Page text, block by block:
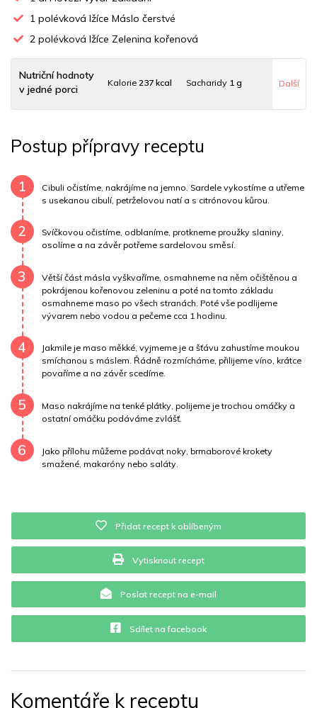
1 polévková lžíce Máslo čerstvé
2 polévková lžíce Zelenina kořenová
Nutriční hodnoty
v jedné porci
Kalorie237 kcal Sacharidy 1 g
Uhlovodany 1 g Cholesterol 64.2 mg
Draslík 500.9 mg Vláknina 324.5 mg
Vitamín B120 mg Vitamín C0.9 mg
Vitamín E0.8 mg Vápník0 mg Železo6.1 mg
Další
Postup přípravy receptu
1
Cibuli očistíme, nakrájíme na jemno. Sardele vykostíme a utřeme
s usekanou cibulí, petrželovou natí a s citrónovou kůrou.
2
Svíčkovou očistíme, odblaníme, protkneme proužky slaniny,
osolíme a na závěr potřeme sardelovou směsí.
3
Větší část másla vyškvaříme, osmahneme na něm očištěnou a
pokrájenou kořenovou zeleninu a poté na tomto základu
osmahneme maso po všech stranách. Poté vše podlijeme
vývarem nebo vodou a pečeme cca 1 hodinu.
4
Jakmile je maso měkké, vyjmeme je a šťávu zahustíme moukou
smíchanou s máslem. Řádně rozmícháme, přilijeme víno, krátce
povaříme a na závěr scedíme.
5
Maso nakrájíme na tenké plátky, polijeme je trochou omáčky a
ostatní omáčku podáváme zvlášť.
6
Jako přílohu můžeme podávat noky, brmaborové krokety
smažené, makaróny nebo saláty.
Přidat recept k oblíbeným
Vytisknout recept
Poslat recept na e-mail
Sdílet na facebook
Komentáře k receptu